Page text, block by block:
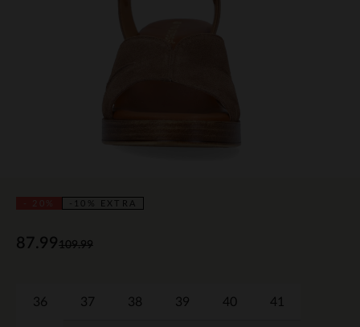
-10% EXTRA
109.99
87.99
36 37 38 39 40 41